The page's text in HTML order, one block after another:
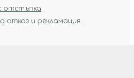
отстъпка
отказ и рекламация